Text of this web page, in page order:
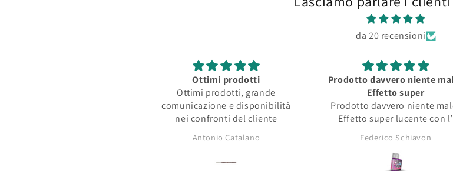
da 20 recensioni
Ottimi prodotti
Ottimi prodotti, grande
comunicazione e disponibilità
nei confronti del cliente
Antonio Catalano
Prodotto davvero niente
Effetto super
Prodotto davvero niente
Effetto super lucente con l’
opacità tipica dei pigmenti da
asciutti!
Federico Schiavon